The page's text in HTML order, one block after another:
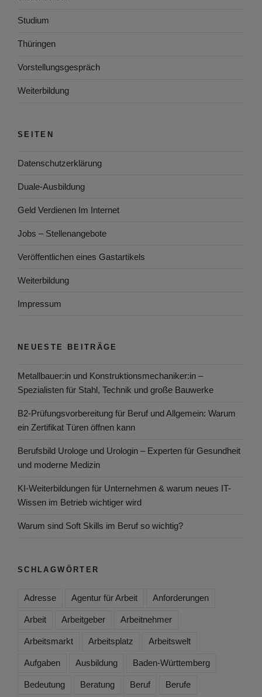
Studium
Thüringen
Vorstellungsgespräch
Weiterbildung
SEITEN
Datenschutzerklärung
Duale-Ausbildung
Geld Verdienen Im Internet
Jobs – Stellenangebote
Veröffentlichen eines Gastartikels
Weiterbildung
Impressum
NEUESTE BEITRÄGE
Metallbauer:in und Konstruktionsmechaniker:in –
Spezialisten für Stahl, Technik und große Bauwerke
B2-Prüfungsvorbereitung für Beruf und Allgemein: Warum
ein Zertifikat Türen öffnen kann
Berufsbild Urologe und Urologin – Experten für Gesundheit
und moderne Medizin
KI-Weiterbildungen für Unternehmen & warum neues IT-
Wissen im Betrieb wichtiger wird
Warum sind Soft Skills im Beruf so wichtig?
SCHLAGWÖRTER
Adresse Agentur für Arbeit Anforderungen
Arbeit Arbeitgeber Arbeitnehmer
Arbeitsmarkt Arbeitsplatz Arbeitswelt
Aufgaben Ausbildung Baden-Württemberg
Bedeutung Beratung Beruf Berufe